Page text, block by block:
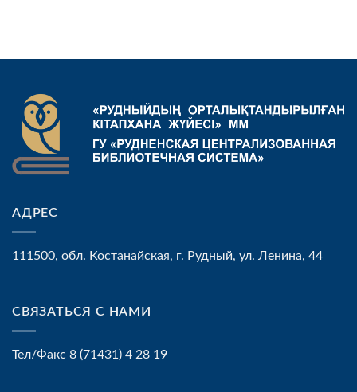
АДРЕС
111500, обл. Костанайская, г. Рудный, ул. Ленина, 44
СВЯЗАТЬСЯ С НАМИ
Тел/Факс 8 (71431) 4 28 19